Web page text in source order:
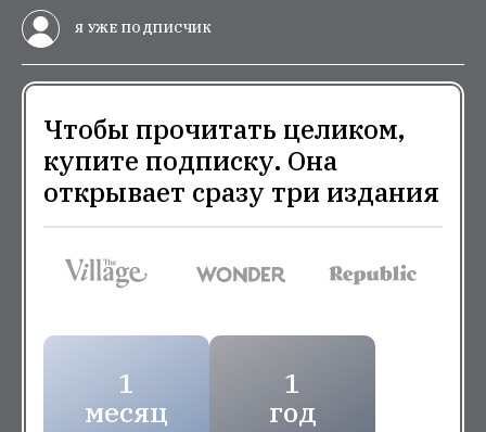
Я УЖЕ ПОДПИСЧИК
Чтобы прочитать целиком,
купите подписку. Она
открывает сразу три издания
1
месяц
1
год